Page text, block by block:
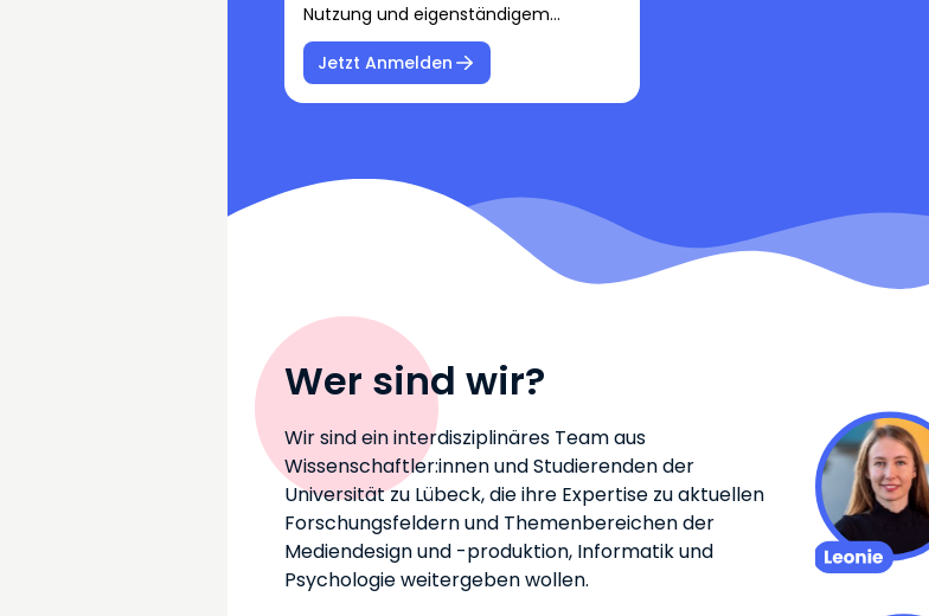
Nutzung und eigenständigem
Entwerfen
Jetzt Anmelden
Wer sind wir?
Wir sind ein interdisziplinäres Team aus
Wissenschaftler:innen und Studierenden der
Universität zu Lübeck, die ihre Expertise zu aktuellen
Forschungsfeldern und Themenbereichen der
Mediendesign und -produktion, Informatik und
Psychologie weitergeben wollen.